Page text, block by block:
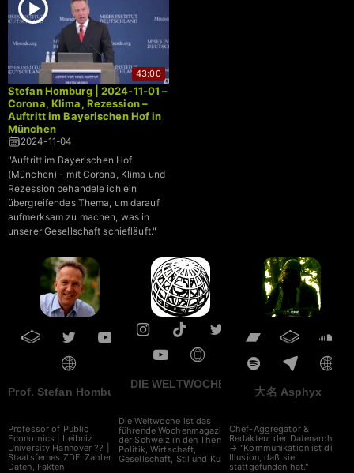
■ RA Ralf Ludwig
43:00
Stefan Homburg | 2024-11-01 –
Corona, Klima, Rezession –
Auftritt im Bayerischen Hof in
München
2024-11-04
"Auftritt im Bayerischen Hof
(München) - mit Corona, Klima und
Rezession behandele ich ein
übergreifendes Thema, um darauf
aufmerksam zu machen, was in
unserer Gesellschaft schiefläuft."
Prof. Stefan Homburg
Professor of Public
Economics | Leibniz
University Hannover ?? |
Staatsfernes ZDF: Zahlen,
Daten, Fakten
DIE WELTWOCHE
Die Weltwoche ist das
führende Wochenmagazin
der Schweiz in den Themen
Politik, Wirtschaft,
Gesellschaft, Stil und Kultur.
大名 Asphyx
Chef-Aggregator &
Redakteur der Datenarche
→ "Kommunikation ist die
Illusion, daß sie
stattgefunden hat."